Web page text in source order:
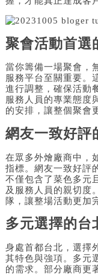
聚會活動首選
當你籌備一場聚會，
服務平台至關重要。
進行調整，確保活動
服務人員的專業態度
的安排，讓整個聚會
網友一致好評
在眾多外燴廠商中，
指標。網友一致好評
不僅包含了菜色多元
及服務人員的親切度
隊，讓整場活動更加
多元選擇的台
身處首都台北，選擇
其特色與強項。多元
的需求。部分廠商更